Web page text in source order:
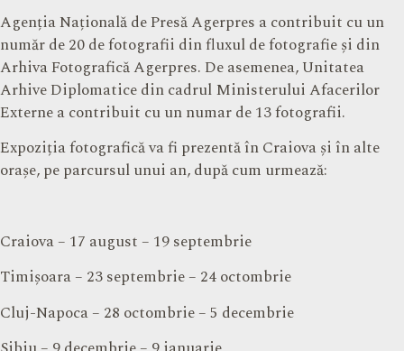
Agenția Națională de Presă Agerpres a contribuit cu un
număr de 20 de fotografii din fluxul de fotografie și din
Arhiva Fotografică Agerpres. De asemenea, Unitatea
Arhive Diplomatice din cadrul Ministerului Afacerilor
Externe a contribuit cu un numar de 13 fotografii.
Expoziția fotografică va fi prezentă în Craiova și în alte
orașe, pe parcursul unui an, după cum urmează:
Craiova – 17 august – 19 septembrie
Timișoara – 23 septembrie – 24 octombrie
Cluj-Napoca – 28 octombrie – 5 decembrie